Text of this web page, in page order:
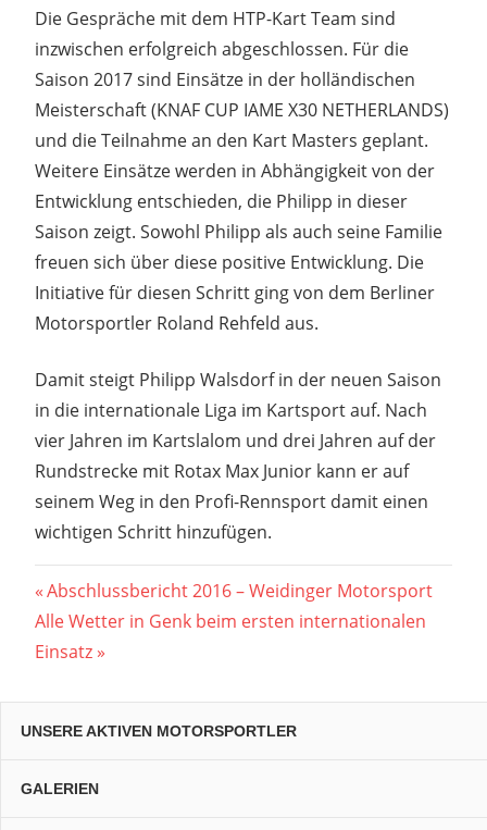
Die Gespräche mit dem HTP-Kart Team sind
inzwischen erfolgreich abgeschlossen. Für die
Saison 2017 sind Einsätze in der holländischen
Meisterschaft (KNAF CUP IAME X30 NETHERLANDS)
und die Teilnahme an den Kart Masters geplant.
Weitere Einsätze werden in Abhängigkeit von der
Entwicklung entschieden, die Philipp in dieser
Saison zeigt. Sowohl Philipp als auch seine Familie
freuen sich über diese positive Entwicklung. Die
Initiative für diesen Schritt ging von dem Berliner
Motorsportler Roland Rehfeld aus.
Damit steigt Philipp Walsdorf in der neuen Saison
in die internationale Liga im Kartsport auf. Nach
vier Jahren im Kartslalom und drei Jahren auf der
Rundstrecke mit Rotax Max Junior kann er auf
seinem Weg in den Profi-Rennsport damit einen
wichtigen Schritt hinzufügen.
Beitragsnavigation
Vorheriger
Beitrag:
Abschlussbericht 2016 – Weidinger Motorsport
Nächster
Beitrag:
Alle Wetter in Genk beim ersten internationalen
Einsatz
UNSERE AKTIVEN MOTORSPORTLER
GALERIEN